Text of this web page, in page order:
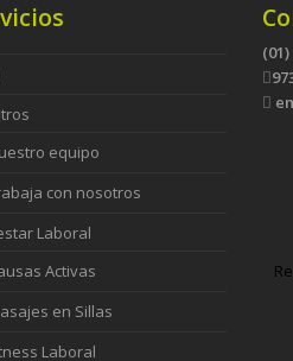
equipo
con nosotros
Laboral
Activas
en Sillas
Laboral